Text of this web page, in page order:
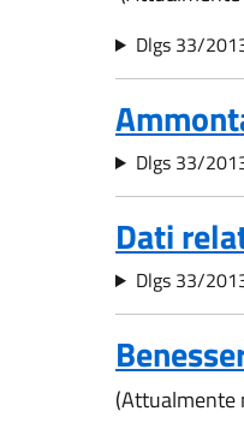
Dlgs 33/
Dlgs 33/
Dati
Dlgs 33/
(Attualmente